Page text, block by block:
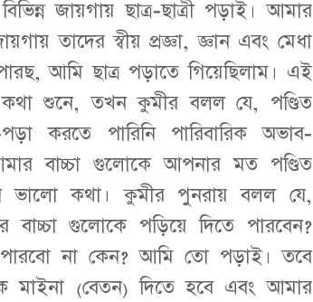
জায়গায় ছাত্র-ছাত্রী পড়াই। আমার
তাদের স্বীয় প্রজ্ঞা, জ্ঞান এবং মেধা
আমি ছাত্র পড়াতে গিয়েছিলাম। এই
শুনে, তখন কুমীর বলল যে, পণ্ডিত
করতে পারিনি পারিবারিক অভাব-
বাচ্চা গুলোকে আপনার মত পণ্ডিত
ভালো কথা। কুমীর পুনরায় বলল যে,
গুলোকে পড়িয়ে দিতে পারবেন?
না কেন? আমি তো পড়াই। তবে
(বেতন) দিতে হবে এবং আমার